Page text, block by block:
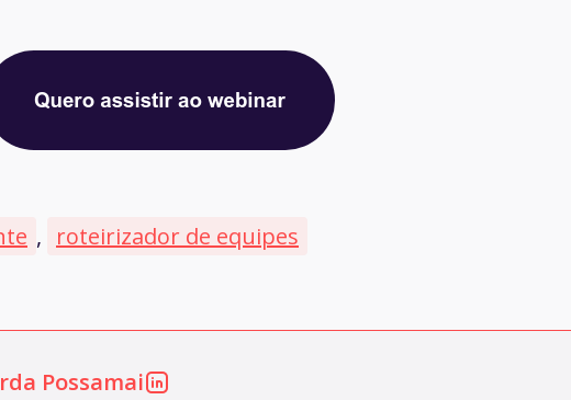
, roteirizador de equipes
Possamai